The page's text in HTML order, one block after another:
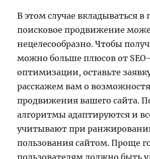
В этом случае вкладываться в
поисковое продвижение
нецелесообразно. Чтобы
можно больше плюсов от SEO-
оптимизации, оставьте
расскажем вам о
продвижения вашего сайта.
алгоритмы адаптируются и
учитывают при
пользования сайтом. Проще
пользователям должно быть